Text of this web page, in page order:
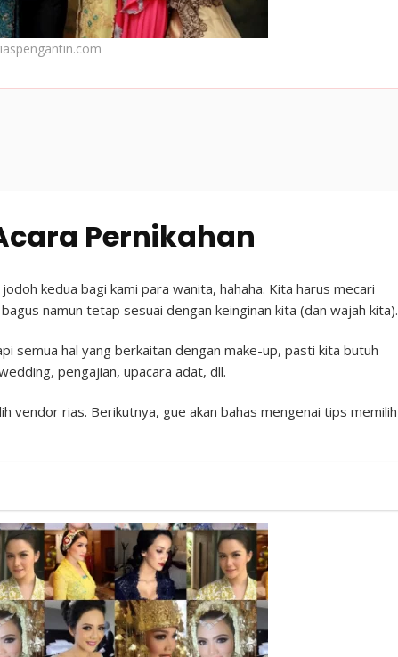
Pernikahan
kedua bagi kami para wanita, hahaha. Kita harus mecari
namun tetap sesuai dengan keinginan kita (dan wajah kita).
semua hal yang berkaitan dengan make-up, pasti kita butuh
pengajian, upacara adat, dll.
vendor rias. Berikutnya, gue akan bahas mengenai tips memilih